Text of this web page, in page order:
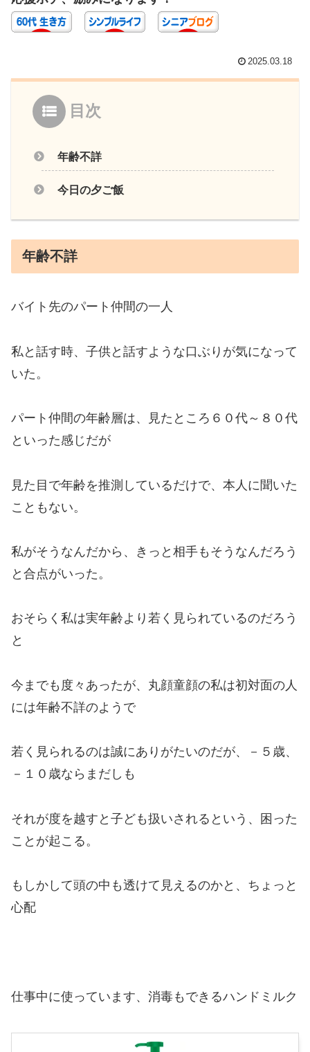
2025.03.18
目次
年齢不詳
今日の夕ご飯
年齢不詳
バイト先のパート仲間の一人
私と話す時、子供と話すような口ぶりが気になって
いた。
パート仲間の年齢層は、見たところ６０代～８０代
といった感じだが
見た目で年齢を推測しているだけで、本人に聞いた
こともない。
私がそうなんだから、きっと相手もそうなんだろう
と合点がいった。
おそらく私は実年齢より若く見られているのだろう
と
今までも度々あったが、丸顔童顔の私は初対面の人
には年齢不詳のようで
若く見られるのは誠にありがたいのだが、－５歳、
－１０歳ならまだしも
それが度を越すと子ども扱いされるという、困った
ことが起こる。
もしかして頭の中も透けて見えるのかと、ちょっと
心配
仕事中に使っています、消毒もできるハンドミルク